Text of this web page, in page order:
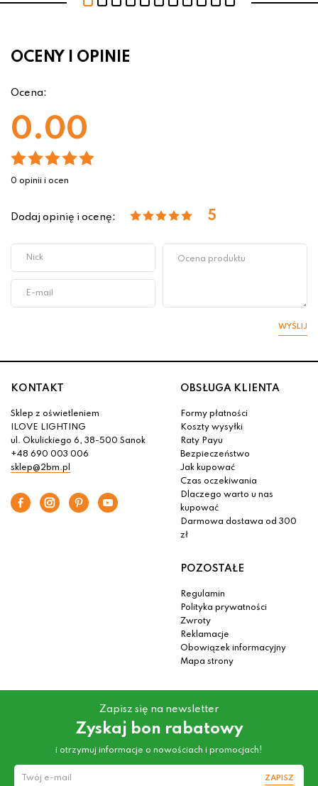
OCENY I OPINIE
Ocena:
0.00
0 opinii i ocen
Dodaj opinię i ocenę: 5
WYŚLIJ
KONTAKT
Sklep z oświetleniem
ILOVE LIGHTING
ul. Okulickiego 6, 38-500 Sanok
+48 690 003 006
sklep@2bm.pl
OBSŁUGA KLIENTA
Formy płatności
Koszty wysyłki
Raty Payu
Bezpieczeństwo
Jak kupować
Czas oczekiwania
Dlaczego warto u nas
kupować
Darmowa dostawa od 300
zł
POZOSTAŁE
Regulamin
Polityka prywatności
Zwroty
Reklamacje
Obowiązek informacyjny
Mapa strony
Zapisz się na newsletter
Zyskaj bon rabatowy
i otrzymuj informacje o nowościach i promocjach!
ZAPISZ